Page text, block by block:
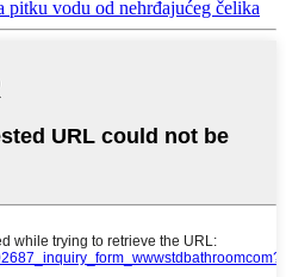
pitku vodu od nehrđajućeg čelika